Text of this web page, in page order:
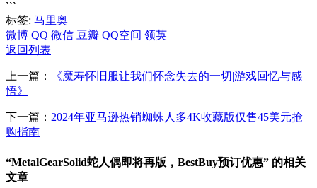
```
标签: 马里奥
微博 QQ 微信 豆瓣 QQ空间 领英
返回列表
上一篇：
《魔寿怀旧服让我们怀念失去的一切|游戏回忆与感
悟》
下一篇： 2024年亚马逊热销蜘蛛人多4K收藏版仅售45美元抢
购指南
“MetalGearSolid蛇人偶即将再版，BestBuy预订优惠” 的相关
文章